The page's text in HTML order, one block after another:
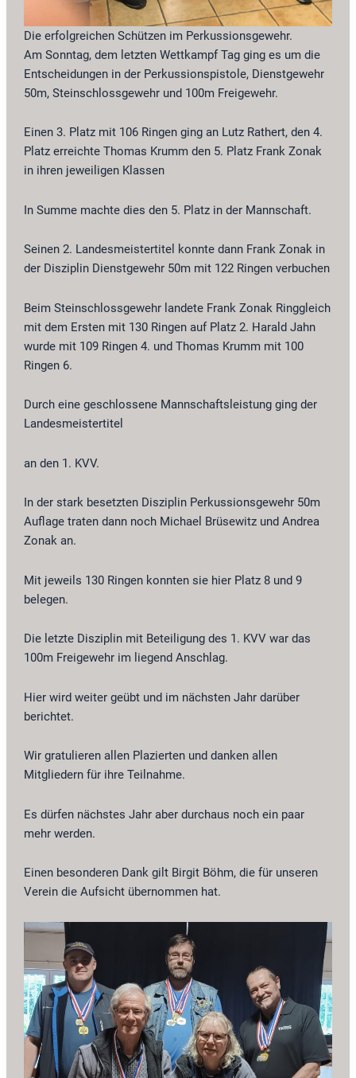
Die erfolgreichen Schützen im Perkussionsgewehr.
Am Sonntag, dem letzten Wettkampf Tag ging es um die
Entscheidungen in der Perkussionspistole, Dienstgewehr
50m, Steinschlossgewehr und 100m Freigewehr.
Einen 3. Platz mit 106 Ringen ging an Lutz Rathert, den 4.
Platz erreichte Thomas Krumm den 5. Platz Frank Zonak
in ihren jeweiligen Klassen
In Summe machte dies den 5. Platz in der Mannschaft.
Seinen 2. Landesmeistertitel konnte dann Frank Zonak in
der Disziplin Dienstgewehr 50m mit 122 Ringen verbuchen
Beim Steinschlossgewehr landete Frank Zonak Ringgleich
mit dem Ersten mit 130 Ringen auf Platz 2. Harald Jahn
wurde mit 109 Ringen 4. und Thomas Krumm mit 100
Ringen 6.
Durch eine geschlossene Mannschaftsleistung ging der
Landesmeistertitel
an den 1. KVV.
In der stark besetzten Disziplin Perkussionsgewehr 50m
Auflage traten dann noch Michael Brüsewitz und Andrea
Zonak an.
Mit jeweils 130 Ringen konnten sie hier Platz 8 und 9
belegen.
Die letzte Disziplin mit Beteiligung des 1. KVV war das
100m Freigewehr im liegend Anschlag.
Hier wird weiter geübt und im nächsten Jahr darüber
berichtet.
Wir gratulieren allen Plazierten und danken allen
Mitgliedern für ihre Teilnahme.
Es dürfen nächstes Jahr aber durchaus noch ein paar
mehr werden.
Einen besonderen Dank gilt Birgit Böhm, die für unseren
Verein die Aufsicht übernommen hat.